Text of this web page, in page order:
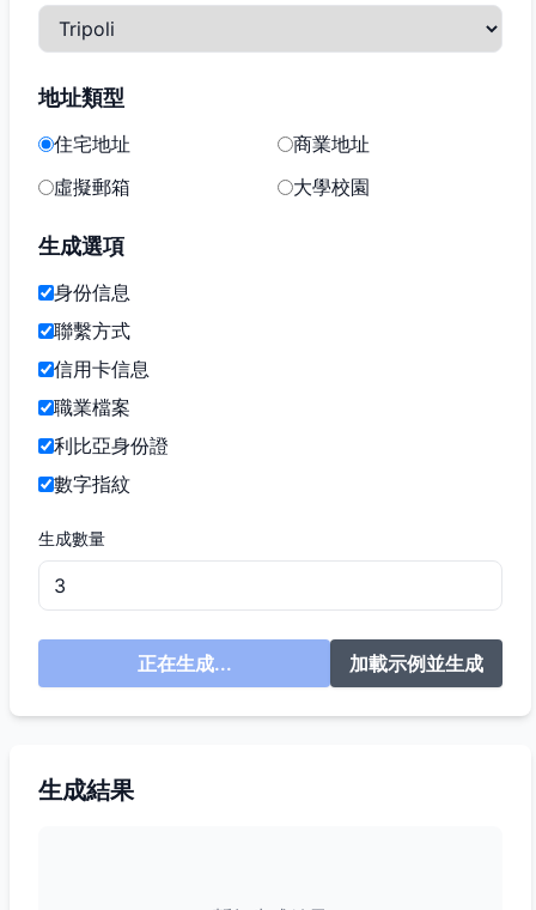
地址類型
住宅地址
商業地址
虛擬郵箱
大學校園
生成選項
身份信息
聯繫方式
信用卡信息
職業檔案
利比亞身份證
數字指紋
生成數量
正在生成... 加載示例並生成
生成結果